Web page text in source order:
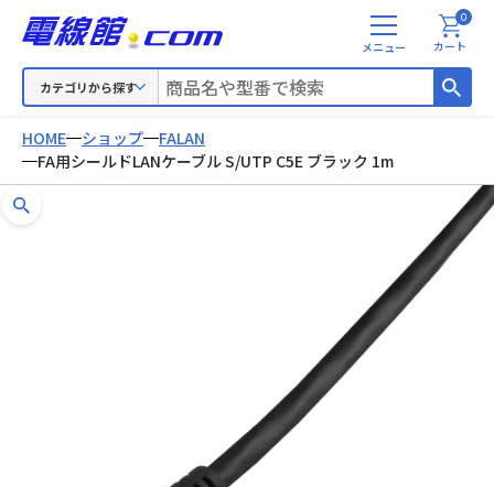
カテゴリから探す
メ
ニ
カート
0
HOME ショップ
FALAN
FA用シールドLANケーブル S/UTP C5E ブラック 1m